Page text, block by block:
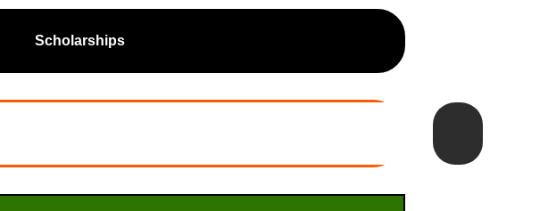
Scholarships